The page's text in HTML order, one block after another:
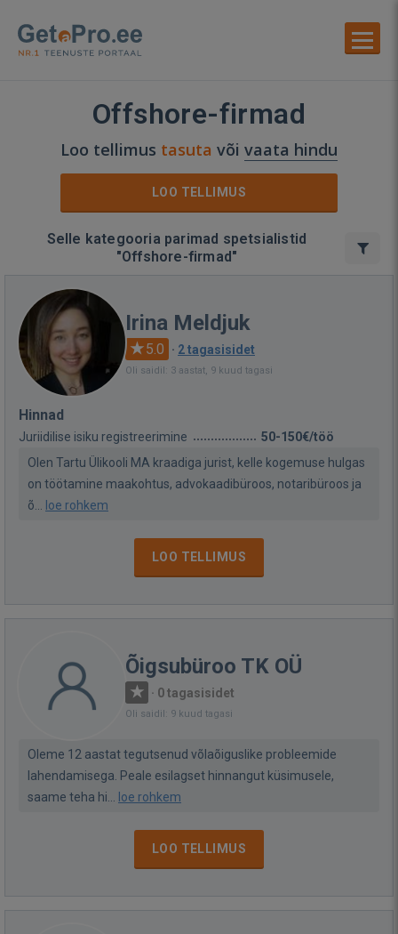
Offshore-firmad
Loo tellimus tasuta või vaata hindu
LOO TELLIMUS
Selle kategooria parimad spetsialistid
"Offshore-firmad"
Irina Meldjuk
5.0 · 2 tagasisidet
Oli saidil: 3 aastat, 9 kuud tagasi
Hinnad
Juriidilise isiku registreerimine
50-150€/töö
Olen Tartu Ülikooli MA kraadiga jurist, kelle kogemuse hulgas
on töötamine maakohtus, advokaadibüroos, notaribüroos ja
õ...
loe rohkem
LOO TELLIMUS
Õigsubüroo TK OÜ
· 0 tagasisidet
Oli saidil: 9 kuud tagasi
Oleme 12 aastat tegutsenud võlaõiguslike probleemide
lahendamisega. Peale esilagset hinnangut küsimusele,
saame teha hi...
loe rohkem
LOO TELLIMUS